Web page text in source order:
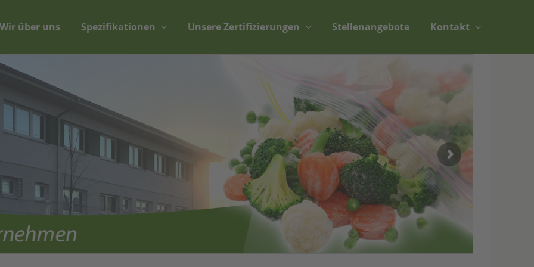
Wir über uns Spezifikationen Unsere Zertifizierungen Stellenangebote Kontakt